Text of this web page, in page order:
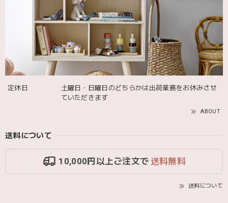
飾るものを引き立ててくれる 木のコンポート台 【Mサイズ】 304955 shesay
2025/10/06
定休日
土曜日・日曜日のどちらかは出荷業務をお休みさせ
ていただきます
ABOUT
送料について
10,000円以上ご注文で 送料無料
送料について